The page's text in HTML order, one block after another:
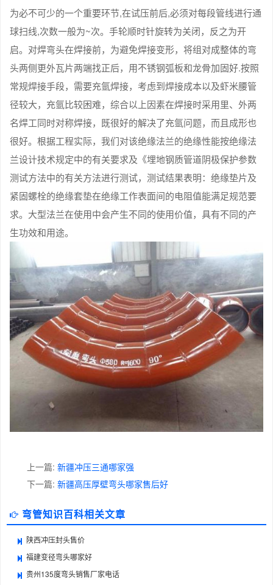
为必不可少的一个重要环节,在试压前后,必须对每段管线进行通
球扫线,次数一般为~次。手轮顺时针旋转为关闭，反之为开
启。对焊弯头在焊接前，为避免焊接变形，将组对成整体的弯
头两侧更外瓦片两端找正后，用不锈钢弧板和龙骨加固好.按照
常规焊接手段，需要充氩焊接，考虑到焊接成本以及虾米腰管
径较大，充氩比较困难，综合以上因素在焊接时采用里、外两
名焊工同时对称焊接，既很好的解决了充氩问题，而且成形也
很好。根据工程实际，我们对该绝缘法兰的绝缘性能按绝缘法
兰设计技术规定中的有关要求及《埋地钢质管道阴极保护参数
测试方法中的有关方法进行测试，测试结果表明：绝缘垫片及
紧固螺栓的绝缘套垫在绝缘工作表面间的电阻值能满足规范要
求。大型法兰在使用中会产生不同的使用价值，具有不同的产
生功效和用途。
上一篇: 新疆冲压三通哪家强
下一篇: 新疆高压厚壁弯头哪家售后好
弯管知识百科相关文章
陕西冲压封头售价
福建变径弯头哪家好
贵州135度弯头销售厂家电话